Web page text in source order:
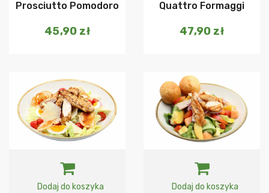
Prosciutto Pomodoro
45,90 zł
Quattro Formaggi
47,90 zł
Dodaj do koszyka Dodaj do koszyka